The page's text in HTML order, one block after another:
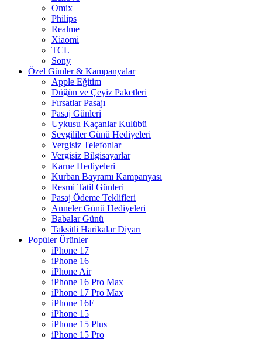
Omix
Philips
Realme
Xiaomi
TCL
Sony
Özel Günler & Kampanyalar
Apple Eğitim
Düğün ve Çeyiz Paketleri
Fırsatlar Pasajı
Pasaj Günleri
Uykusu Kaçanlar Kulübü
Sevgililer Günü Hediyeleri
Vergisiz Telefonlar
Vergisiz Bilgisayarlar
Karne Hediyeleri
Kurban Bayramı Kampanyası
Resmi Tatil Günleri
Pasaj Ödeme Teklifleri
Anneler Günü Hediyeleri
Babalar Günü
Taksitli Harikalar Diyarı
Popüler Ürünler
iPhone 17
iPhone 16
iPhone Air
iPhone 16 Pro Max
iPhone 17 Pro Max
iPhone 16E
iPhone 15
iPhone 15 Plus
iPhone 15 Pro